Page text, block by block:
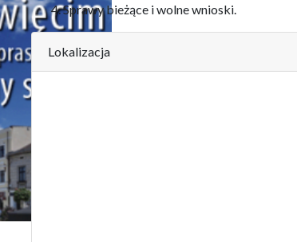
Sprawy bieżące i wolne wnioski.
Lokalizacja